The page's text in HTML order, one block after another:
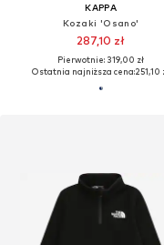
KAPPA
Kozaki 'Osano'
287,10 zł
Pierwotnie: 319,00 zł
Ostatnia najniższa cena:251,10